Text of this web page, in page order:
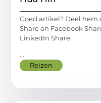
Goed artikel? Deel hem
Share on Facebook
LinkedIn Share
...
Reizen